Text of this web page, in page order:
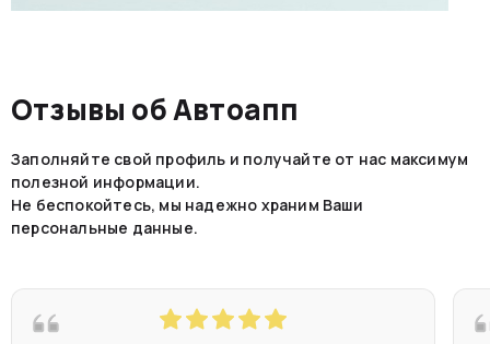
Отзывы об Автоапп
Заполняйте свой профиль и получайте от нас максимум
полезной информации.
Не беспокойтесь, мы надежно храним Ваши
персональные данные.